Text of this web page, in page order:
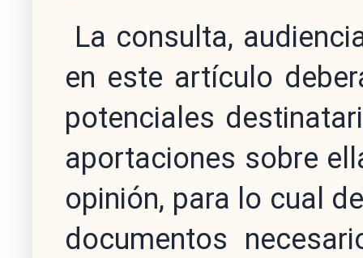
La consulta,
en este artículo
potenciales
aportaciones sobre
opinión, para lo cual
documentos